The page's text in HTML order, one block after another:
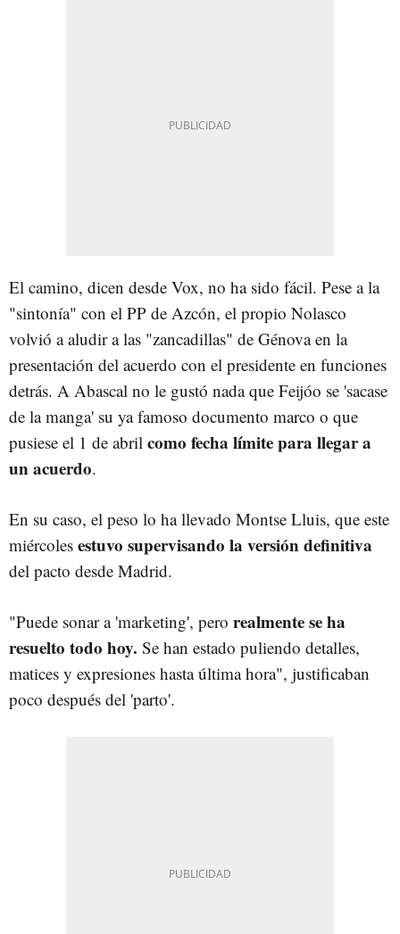
El camino, dicen desde Vox, no ha sido fácil. Pese a la
"sintonía" con el PP de Azcón, el propio Nolasco
volvió a aludir a las "zancadillas" de Génova en la
presentación del acuerdo con el presidente en funciones
detrás. A Abascal no le gustó nada que Feijóo se 'sacase
de la manga' su ya famoso documento marco o que
pusiese el 1 de abril como fecha límite para llegar a
un acuerdo.
En su caso, el peso lo ha llevado Montse Lluis, que este
miércoles estuvo supervisando la versión definitiva
del pacto desde Madrid.
"Puede sonar a 'marketing', pero realmente se ha
resuelto todo hoy. Se han estado puliendo detalles,
matices y expresiones hasta última hora", justificaban
poco después del 'parto'.